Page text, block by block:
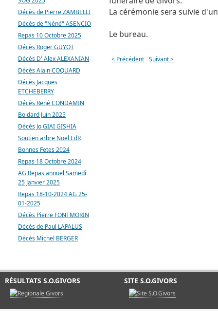
La cérémonie sera suivie
Le bureau.
< Précédent Suivant >
Décès de Pierre ZAMBELLI
Décès de "Néné" ASENCIO
Repas 10 Octobre 2025
Décès Roger GUYOT
Décès D' Alex ALEXANIAN
Décès Alain COQUARD
Décès Jacques
ETCHEBERRY
Décès René CONDAMIN
Boidard Juin 2025
Décès Jo GIAI GISHIA
Soutien arbre Noel EdR
Bonnes Fetes 2024
Repas 18 Octobre 2024
AG Repas annuel Samedi
25 Janvier 2025
Repas 18-10-2024 AG 25-
01-2025
Décès Pierre FONTMORIN
Décès de Paul LAPALUS
Décès Michel BERGER
RÉSULTATS S.O.GIVORS SITE S.O.GIVORS